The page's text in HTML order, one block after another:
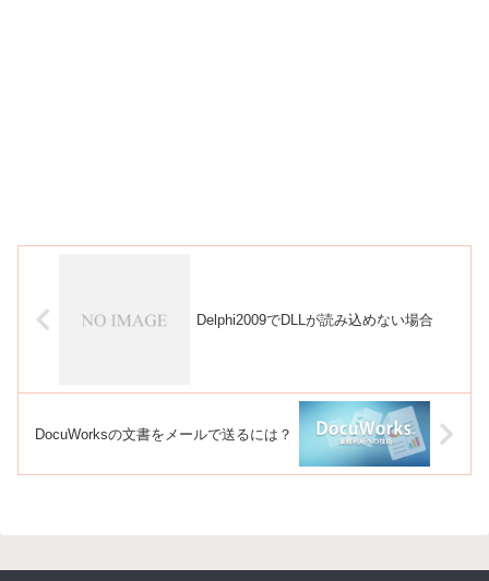
Delphi2009でDLLが読み込めない場合
DocuWorksの文書をメールで送るには？